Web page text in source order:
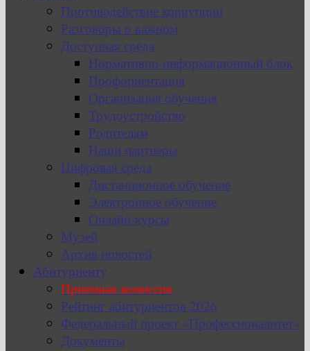
Противодействие коррупции
Разговоры о важном
Доступная среда
Нормативно-информационный блок
Профориентация
Организация обучения
Трудоустройство
Родителям
Наши партнеры
Цифровая среда
Дистанционное обучение
Электронное обучение
Онлайн-курсы
Музей
Архив новостей
Абитуриенту
Приемная комиссия
Рейтинг абитуриентов 2026
Федеральный проект «Профессионалитет»
Документы